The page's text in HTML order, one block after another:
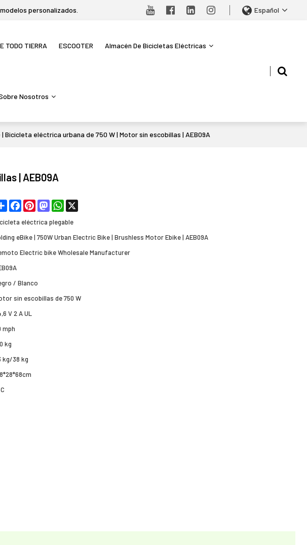
personalizados. Español
TODO TIERRA ESCOOTER Almacén De Bicicletas Eléctricas
Nosotros
eléctrica urbana de 750 W | Motor sin escobillas | AEB09A
| AEB09A
ShareFacebookPinterestMastodonWhatsApp
eléctrica plegable
eBike | 750W Urban Electric Bike | Brushless Motor Ebike | AEB09A
Electric bike Wholesale Manufacturer
/ Blanco
sin escobillas de 750 W
V 2 A UL
mph
kg
kg/38 kg